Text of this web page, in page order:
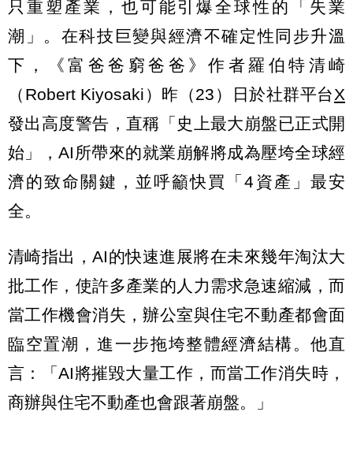
只重塑產業，也可能引爆全球性的「失業
潮」。在科技巨變與經濟不確定性同步升溫
下，《富爸爸窮爸爸》作者羅伯特清崎
（Robert Kiyosaki）昨（23）日於社群平台X
發出高度警告，直稱「史上最大崩盤已正式開
始」，AI所帶來的就業崩解將成為壓垮全球經
濟的致命關鍵，並呼籲快買「4資產」最安
全。
清崎指出，AI的快速進展將在未來幾年淘汰大
批工作，使許多產業的人力需求急速縮減，而
當工作機會消失，辦公室與住宅不動產都會面
臨空置潮，進一步拖垮整體經濟結構。他直
言：「AI將摧毀大量工作，而當工作消失時，
商辦與住宅不動產也會跟著崩盤。」